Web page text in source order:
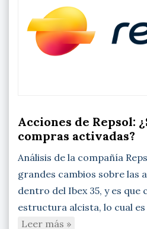
Acciones de Repsol:
compras activadas?
Análisis de la compañía
grandes cambios sobre las
dentro del Ibex 35, y es
estructura alcista, lo cual
Leer más »